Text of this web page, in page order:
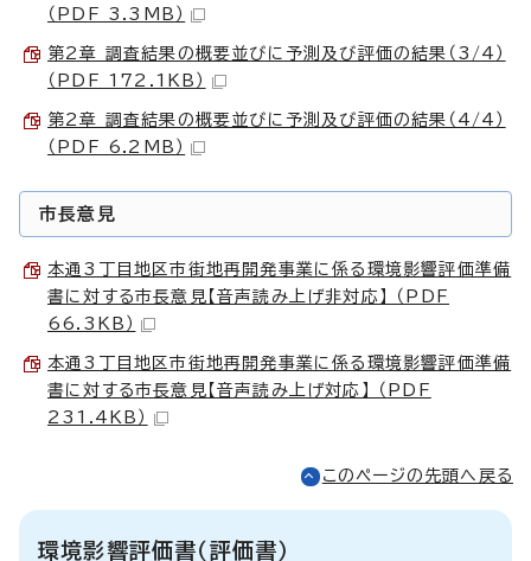
（PDF 3.3MB）
第2章 調査結果の概要並びに予測及び評価の結果（3/4）
（PDF 172.1KB）
第2章 調査結果の概要並びに予測及び評価の結果（4/4）
（PDF 6.2MB）
市長意見
本通3丁目地区市街地再開発事業に係る環境影響評価準備
書に対する市長意見【音声読み上げ非対応】 （PDF
66.3KB）
本通3丁目地区市街地再開発事業に係る環境影響評価準備
書に対する市長意見【音声読み上げ対応】 （PDF
231.4KB）
このページの先頭へ戻る
環境影響評価書（評価書）